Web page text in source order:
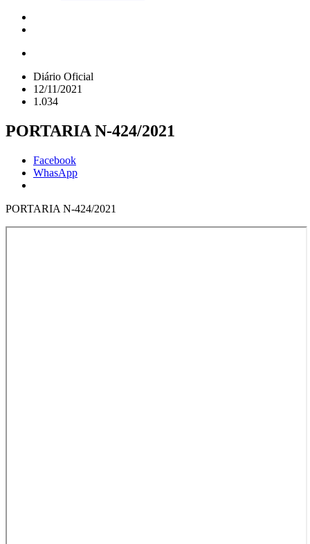
Diário Oficial
12/11/2021
1.034
PORTARIA N-424/2021
Facebook
WhasApp
PORTARIA N-424/2021